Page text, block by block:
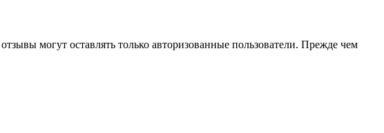
могут оставлять только авторизованные пользователи. Прежде чем